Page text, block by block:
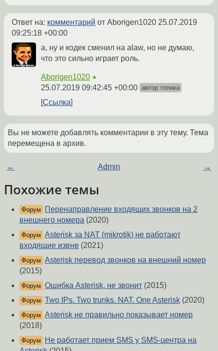
Ответ на: комментарий от Aborigen1020 25.07.2019
09:25:18 +00:00
а, ну и кодек сменил на alaw, но не думаю,
что это сильно играет роль.
Aborigen1020 ★
25.07.2019 09:42:45 +00:00 автор топика
Ссылка
Вы не можете добавлять комментарии в эту тему. Тема
перемещена в архив.
← Admin →
Похожие темы
Форум
Перенаправление входящих звонков на 2
внешнего номера (2020)
Форум Asterisk за NAT (mikrotik) не работают
входящие извне (2021)
Форум Asterisk перевод звонков на внешний номер
(2015)
Форум Ошибка Asterisk, не звонит (2015)
Форум Two IPs. Two trunks. NAT. One Asterisk (2020)
Форум Asterisk не правильно показывает номер
(2018)
Форум
Не работает прием SMS у SMS-центра на